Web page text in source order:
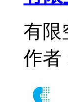
有限
作者